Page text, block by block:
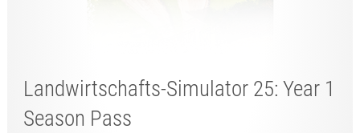
Landwirtschafts-Simulator 25: Year 1
Season Pass